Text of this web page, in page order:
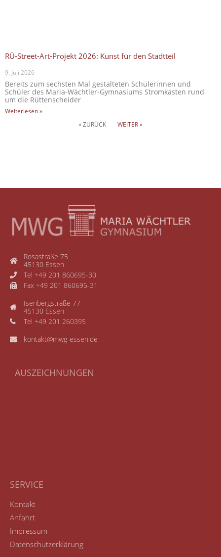
RÜ-Street-Art-Projekt 2026: Kunst für den Stadtteil
9. Juli 2026
Bereits zum sechsten Mal gestalteten Schülerinnen und
Schüler des Maria-Wächtler-Gymnasiums Stromkästen rund
um die Rüttenscheider
Weiterlesen »
« ZURÜCK
WEITER »
Rosastraße 75
45130 Essen
Tel +49 201 860695-30
Fax +49 201 860695-31
Isenbergstraße 77
45130 Essen
Tel +49 201 260395
kontakt@mwg-essen.de
AUSZEICHNUNGEN
SERVICE
Kontakt
Anfahrt
Impressum
Datenschutzerklärung